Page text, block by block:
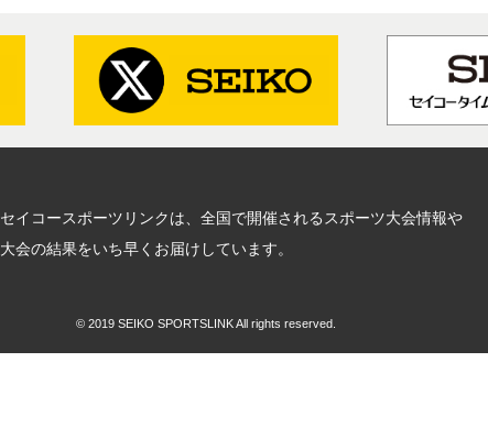
セイコースポーツリンクは、全国で開催されるスポーツ大会情報や
大会の結果をいち早くお届けしています。
© 2019 SEIKO SPORTSLINK All rights reserved.